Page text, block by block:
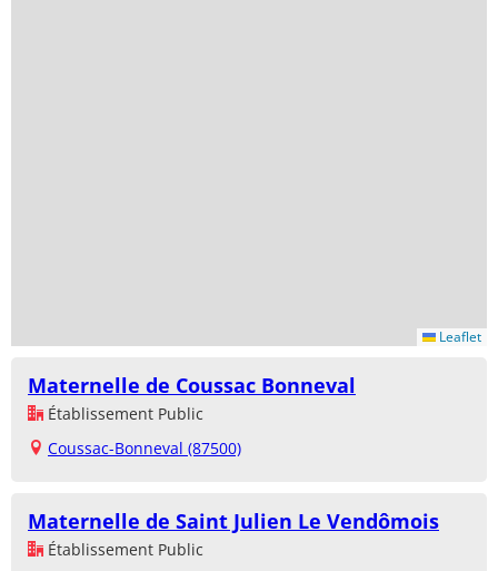
Leaflet
Maternelle de Coussac Bonneval
Établissement Public
Coussac-Bonneval (87500)
Maternelle de Saint Julien Le Vendômois
Établissement Public